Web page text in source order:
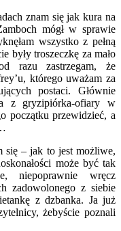
znam się jak kura na
mógł w sprawie
wszystko z pełną
były troszeczkę za mało
razu zastrzegam, że
którego uważam za
postaci. Głównie
z gryzipiórka-ofiary w
początku przewidzieć, a
się – jak to jest możliwe,
może być tak
niepoprawnie wręcz
zadowolonego z siebie
z dzbanka. Ja już
żebyście poznali